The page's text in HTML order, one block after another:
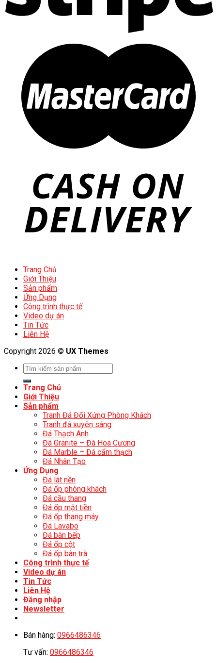
Trang Chủ
Giới Thiệu
Sản phẩm
Ứng Dụng
Công trình thực tế
Video dự án
Tin Tức
Liên Hệ
Copyright 2026 © UX Themes
Trang Chủ
Giới Thiệu
Sản phẩm
Tranh Đá Đối Xứng Phòng Khách
Tranh đá xuyên sáng
Đá Thạch Anh
Đá Granite – Đá Hoa Cương
Đá Marble – Đá cẩm thạch
Đá Nhân Tạo
Ứng Dụng
Đá lát nền
Đá ốp phòng khách
Đá cầu thang
Đá ốp mặt tiền
Đá ốp thang máy
Đá Lavabo
Đá bàn bếp
Đá ốp cột
Đá ốp bàn trà
Công trình thực tế
Video dự án
Tin Tức
Liên Hệ
Đăng nhập
Newsletter
Bán hàng: 0966486346
Tư vấn: 0966486346